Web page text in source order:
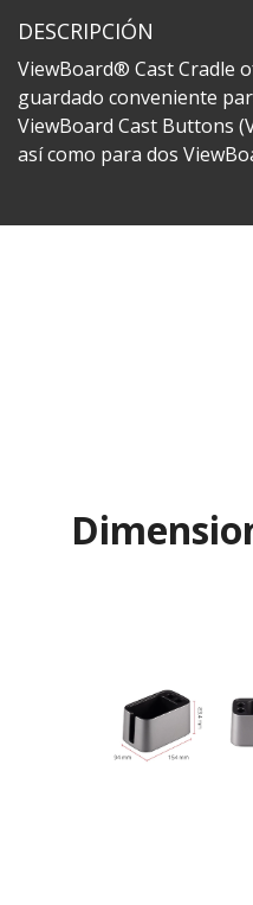
DESCRIPCIÓN
ViewBoard® Cast Cradle
guardado conveniente
ViewBoard Cast Buttons
así como para dos